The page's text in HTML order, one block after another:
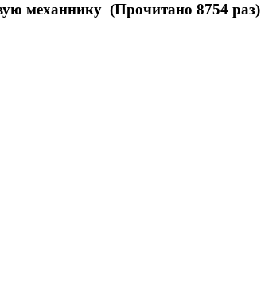
механнику (Прочитано 8754 раз)